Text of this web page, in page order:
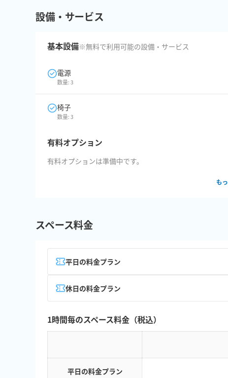
設備・サービス
基本設備※無料で利用可能の設備・サービス
電源
数量:3
椅子
数量:3
有料オプション
有料オプションは準備中です。
も
スペース料金
平日の料金プラン
休日の料金プラン
1時間毎のスペース料金（税込）
平日の料金プラン